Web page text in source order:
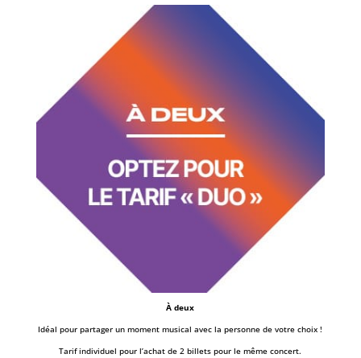
À deux
Idéal pour partager un moment musical avec la personne de votre choix !
Tarif individuel pour l’achat de 2 billets pour le même concert.